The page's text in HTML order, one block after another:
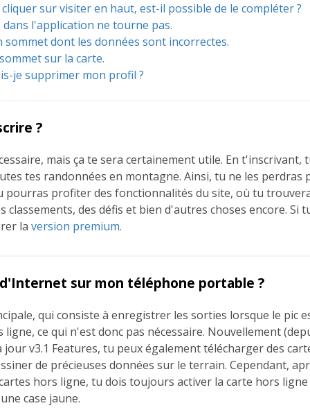
sur visiter en haut, est-il possible de le compléter ?
l'application ne tourne pas.
sommet dont les données sont incorrectes.
sur la carte.
je supprimer mon profil ?
?
mais ça te sera certainement utile. En
tes randonnées en montagne. Ainsi, tu ne les perdras
pourras profiter des fonctionnalités du site, où tu
classements, des défis et bien d'autres choses encore.
la version premium.
sur mon téléphone portable ?
qui consiste à enregistrer les sorties lorsque le pic
ce qui n'est donc pas nécessaire. Nouvellement
jour v3.1 Features, tu peux également télécharger des
de précieuses données sur le terrain. Cependant,
hors ligne, tu dois toujours activer la carte hors
case jaune.